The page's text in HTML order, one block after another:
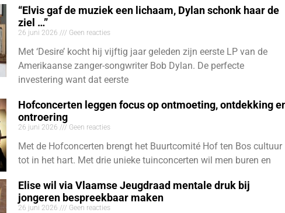
“Elvis gaf de muziek een lichaam, Dylan schonk haar de
ziel …”
26 juni 2026 Geen reacties
Met ‘Desire’ kocht hij vijftig jaar geleden zijn eerste LP van de
Amerikaanse zanger-songwriter Bob Dylan. De perfecte
investering want dat eerste
Hofconcerten leggen focus op ontmoeting, ontdekking
ontroering
26 juni 2026 Geen reacties
Met de Hofconcerten brengt het Buurtcomité Hof ten Bos cultuur
tot in het hart. Met drie unieke tuinconcerten wil men buren en
Elise wil via Vlaamse Jeugdraad mentale druk bij
jongeren bespreekbaar maken
26 juni 2026 Geen reacties